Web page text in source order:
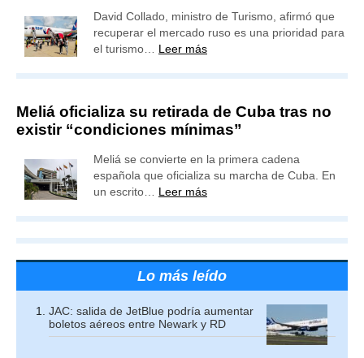
David Collado, ministro de Turismo, afirmó que
recuperar el mercado ruso es una prioridad para
el turismo… Leer más
Meliá oficializa su retirada de Cuba tras no
existir “condiciones mínimas”
Meliá se convierte en la primera cadena
española que oficializa su marcha de Cuba. En
un escrito… Leer más
Lo más leído
JAC: salida de JetBlue podría aumentar
boletos aéreos entre Newark y RD